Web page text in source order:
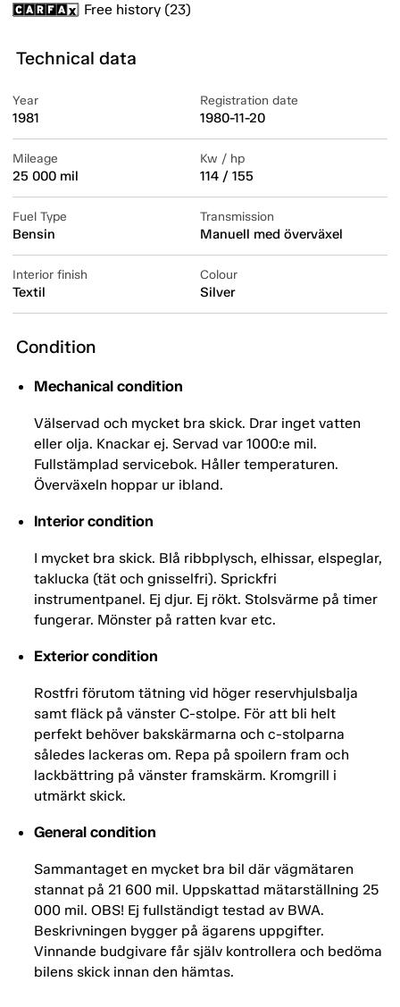
Free history (23)
Technical data
Year
1981
Registration date
1980-11-20
Mileage
25 000 mil
Kw / hp
114 / 155
Fuel Type
Bensin
Transmission
Manuell med överväxel
Interior finish
Textil
Colour
Silver
Condition
Mechanical condition
Välservad och mycket bra skick. Drar inget vatten
eller olja. Knackar ej. Servad var 1000:e mil.
Fullstämplad servicebok. Håller temperaturen.
Överväxeln hoppar ur ibland.
Interior condition
I mycket bra skick. Blå ribbplysch, elhissar, elspeglar,
taklucka (tät och gnisselfri). Sprickfri
instrumentpanel. Ej djur. Ej rökt. Stolsvärme på timer
fungerar. Mönster på ratten kvar etc.
Exterior condition
Rostfri förutom tätning vid höger reservhjulsbalja
samt fläck på vänster C-stolpe. För att bli helt
perfekt behöver bakskärmarna och c-stolparna
således lackeras om. Repa på spoilern fram och
lackbättring på vänster framskärm. Kromgrill i
utmärkt skick.
General condition
Sammantaget en mycket bra bil där vägmätaren
stannat på 21 600 mil. Uppskattad mätarställning 25
000 mil. OBS! Ej fullständigt testad av BWA.
Beskrivningen bygger på ägarens uppgifter.
Vinnande budgivare får själv kontrollera och bedöma
bilens skick innan den hämtas.